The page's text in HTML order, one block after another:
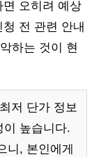
오히려 예상
전 관련 안내
하는 것이 현
저 단가 정보
이 높습니다.
니, 본인에게